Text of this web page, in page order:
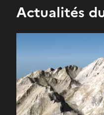
Actualités